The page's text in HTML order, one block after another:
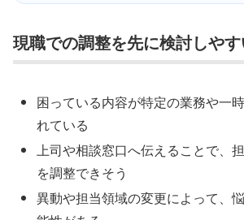
現職での調整を先に検討しや
困っている内容が特定の業務や一
れている
上司や相談窓口へ伝えることで、
を調整できそう
異動や担当領域の変更によって、